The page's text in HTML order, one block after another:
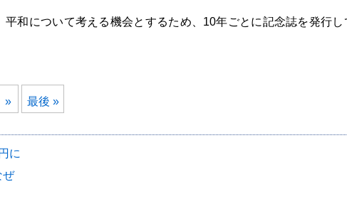
和について考える機会とするため、10年ごとに記念誌を発行
»
最後 »
に
ぜ